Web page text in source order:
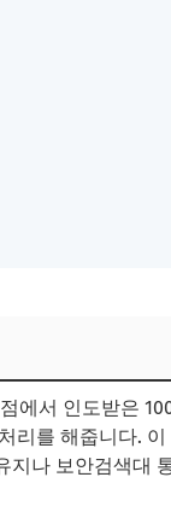
에서 인도받은
리를 해줍니다.
나 보안검색대